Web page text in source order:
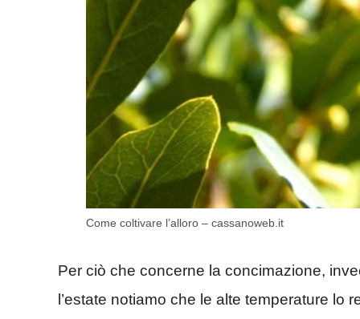
Come coltivare l’alloro – cassanoweb.it
Per ciò che concerne la concimazione,
l’estate notiamo che le alte temperature